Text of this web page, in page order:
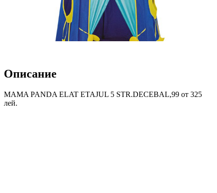
Описание
MAMA PANDA ELAT ETAJUL 5 STR.DECEBAL,99 от 325
лей.